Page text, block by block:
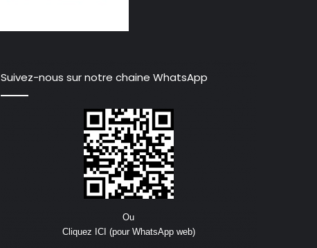
Suivez-nous sur notre chaine WhatsApp
Ou
Cliquez ICI (pour WhatsApp web)